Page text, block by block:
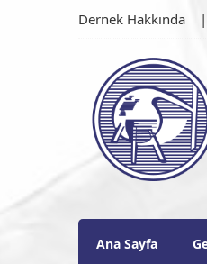
Dernek Hakkında
Türkiye
Ana Sayfa